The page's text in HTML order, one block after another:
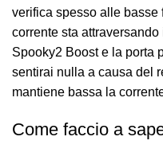
verifica spesso alle
corrente sta
Spooky2 Boost e la porta
sentirai nulla a causa del
mantiene bassa la
Come faccio a